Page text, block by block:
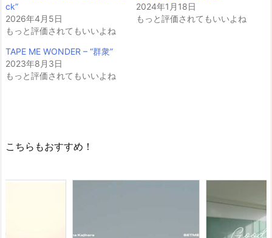
ck”
2026年4月5日
もっと評価されてもいいよね
2024年1月18日
もっと評価されてもいいよね
TAPE ME WONDER – “群衆”
2023年8月3日
もっと評価されてもいいよね
こちらもおすすめ！